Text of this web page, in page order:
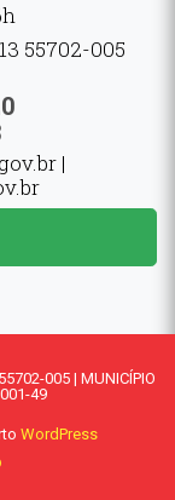
55702-005
|
005 | MUNICÍPIO
49
WordPress